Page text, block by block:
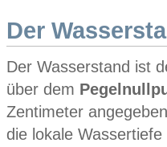
Der
Der Wasserstand ist
über dem
Zentimeter
die lokale